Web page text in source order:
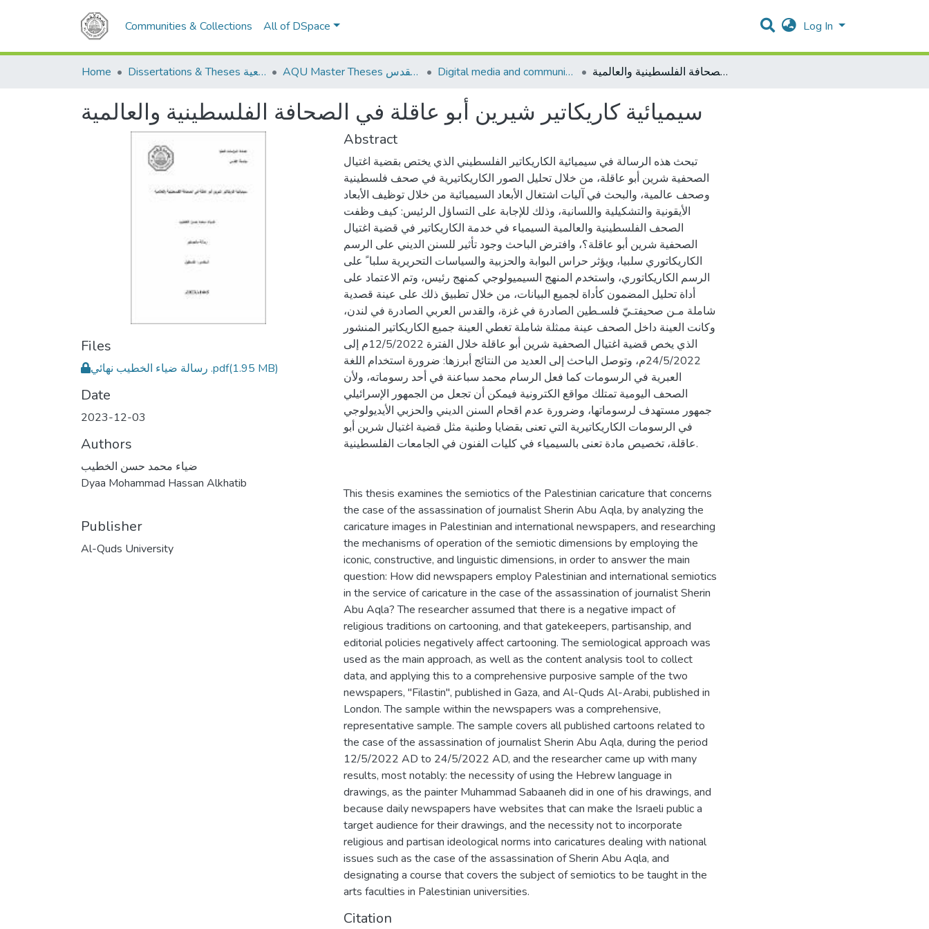
Communities & Collections All of DSpace Log In
Home Dissertations & Theses الرسائل الجامعية AQU Master Theses الرسائل الجامعية الخاصة بجامعة القدس Digital media and communications الإعلام الرقمي والاتصالات سيميائية كاريكاتير شيرين أبو عاقلة في الصحافة الفلسطينية والعالمية
سيميائية كاريكاتير شيرين أبو عاقلة في الصحافة الفلسطينية والعالمية
Files
رسالة ضياء الخطيب نهائي .pdf(1.95 MB)
Date
2023-12-03
Authors
ضياء محمد حسن الخطيب
Dyaa Mohammad Hassan Alkhatib
Publisher
Al-Quds University
Abstract
تبحث هذه الرسالة في سيميائية الكاريكاتير الفلسطيني الذي يختص بقضية اغتيال
الصحفية شرين أبو عاقلة، من خلال تحليل الصور الكاريكاتيرية في صحف فلسطينية
وصحف عالمية، والبحث في آليات اشتغال الأبعاد السيميائية من خلال توظيف الأبعاد
الأيقونية والتشكيلية واللسانية، وذلك للإجابة على التساؤل الرئيس: كيف وظفت
الصحف الفلسطينية والعالمية السيمياء في خدمة الكاريكاتير في قضية اغتيال
الصحفية شرين أبو عاقلة؟، وافترض الباحث وجود تأثير للسنن الديني على الرسم
الكاريكاتوري سلبيا، ويؤثر حراس البوابة والحزبية والسياسات التحريرية سلبا ً على
الرسم الكاريكاتوري، واستخدم المنهج السيميولوجي كمنهج رئيس، وتم الاعتماد على
أداة تحليل المضمون كأداة لجميع البيانات، من خلال تطبيق ذلك على عينة قصدية
شاملة مـن صحيفتـيّ فلسـطين الصادرة في غزة، والقدس العربي الصادرة في لندن،
وكانت العينة داخل الصحف عينة ممثلة شاملة تغطي العينة جميع الكاريكاتير المنشور
الذي يخص قضية اغتيال الصحفية شرين أبو عاقلة خلال الفترة 12/5/2022م إلى
24/5/2022م، وتوصل الباحث إلى العديد من النتائج أبرزها: ضرورة استخدام اللغة
العبرية في الرسومات كما فعل الرسام محمد سباعنة في أحد رسوماته، ولأن
الصحف اليومية تمتلك مواقع الكترونية فيمكن أن تجعل من الجمهور الإسرائيلي
جمهور مستهدف لرسوماتها، وضرورة عدم اقحام السنن الديني والحزبي الأيديولوجي
في الرسومات الكاريكاتيرية التي تعنى بقضايا وطنية مثل قضية اغتيال شرين أبو
عاقلة، تخصيص مادة تعنى بالسيمياء في كليات الفنون في الجامعات الفلسطينية.
This thesis examines the semiotics of the Palestinian caricature that concerns
the case of the assassination of journalist Sherin Abu Aqla, by analyzing the
caricature images in Palestinian and international newspapers, and researching
the mechanisms of operation of the semiotic dimensions by employing the
iconic, constructive, and linguistic dimensions, in order to answer the main
question: How did newspapers employ Palestinian and international semiotics
in the service of caricature in the case of the assassination of journalist Sherin
Abu Aqla? The researcher assumed that there is a negative impact of
religious traditions on cartooning, and that gatekeepers, partisanship, and
editorial policies negatively affect cartooning. The semiological approach was
used as the main approach, as well as the content analysis tool to collect
data, and applying this to a comprehensive purposive sample of the two
newspapers, "Filastin", published in Gaza, and Al-Quds Al-Arabi, published in
London. The sample within the newspapers was a comprehensive,
representative sample. The sample covers all published cartoons related to
the case of the assassination of journalist Sherin Abu Aqla, during the period
12/5/2022 AD to 24/5/2022 AD, and the researcher came up with many
results, most notably: the necessity of using the Hebrew language in
drawings, as the painter Muhammad Sabaaneh did in one of his drawings, and
because daily newspapers have websites that can make the Israeli public a
target audience for their drawings, and the necessity not to incorporate
religious and partisan ideological norms into caricatures dealing with national
issues such as the case of the assassination of Sherin Abu Aqla, and
designating a course that covers the subject of semiotics to be taught in the
arts faculties in Palestinian universities.
Citation